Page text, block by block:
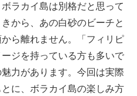
ラカイ島は別格だと思って
から、あの白砂のビーチと
ら離れません。「フィリピ
ジを持っている方も多いで
力があります。今回は実際
に、ボラカイ島の楽しみ方